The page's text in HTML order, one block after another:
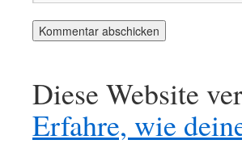
Diese Website
Erfahre, wie